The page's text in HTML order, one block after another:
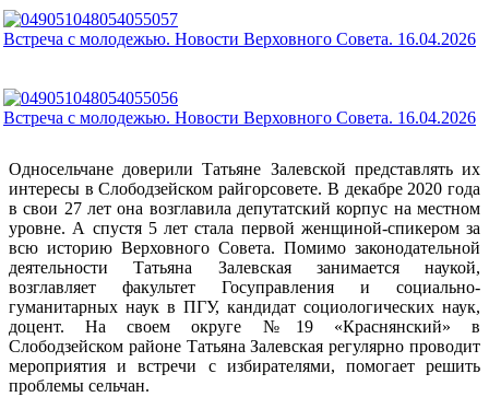
Встреча с молодежью. Новости Верховного Совета. 16.04.2026
Встреча с молодежью. Новости Верховного Совета. 16.04.2026
Односельчане доверили Татьяне Залевской представлять их
интересы в Слободзейском райгорсовете. В декабре 2020 года
в свои 27 лет она возглавила депутатский корпус на местном
уровне. А спустя 5 лет стала первой женщиной-спикером за
всю историю Верховного Совета. Помимо законодательной
деятельности Татьяна Залевская занимается наукой,
возглавляет факультет Госуправления и социально-
гуманитарных наук в ПГУ, кандидат социологических наук,
доцент. На своем округе №19 «Краснянский» в
Слободзейском районе Татьяна Залевская регулярно проводит
мероприятия и встречи с избирателями, помогает решить
проблемы сельчан.